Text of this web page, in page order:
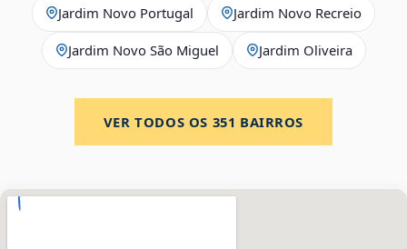
Jardim Novo Portugal Jardim Novo Recreio
Jardim Novo São Miguel Jardim Oliveira
VER TODOS OS 351 BAIRROS